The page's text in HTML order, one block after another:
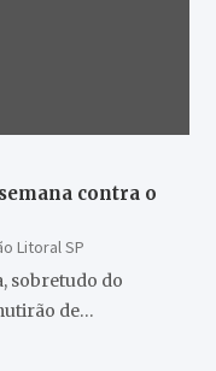
contra o
Litoral SP
sobretudo do
de…